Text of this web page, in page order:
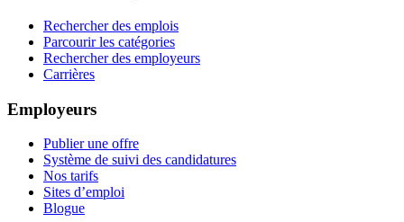
Rechercher des emplois
Parcourir les catégories
Rechercher des employeurs
Carrières
Employeurs
Publier une offre
Système de suivi des candidatures
Nos tarifs
Sites d’emploi
Blogue